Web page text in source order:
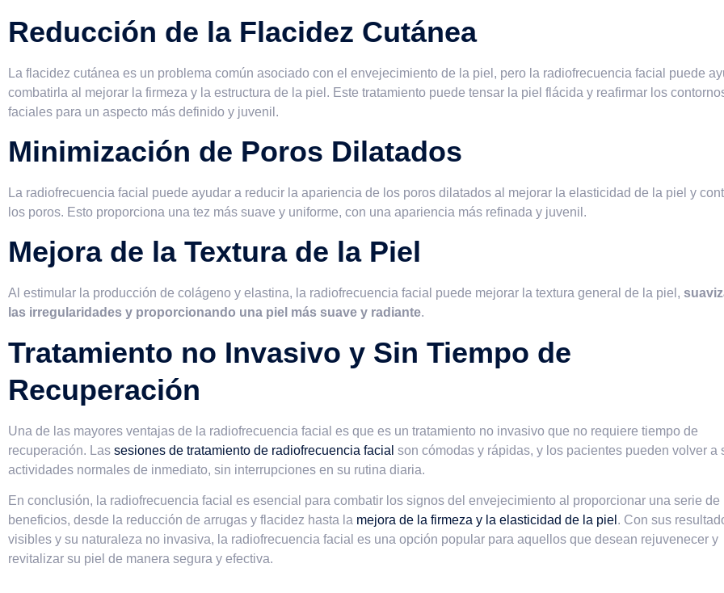
Reducción de la Flacidez Cutánea
La flacidez cutánea es un problema común asociado con el envejecimiento de la piel, pero la radiofrecuencia facial puede
combatirla al mejorar la firmeza y la estructura de la piel. Este tratamiento puede tensar la piel flácida y reafirmar los
faciales para un aspecto más definido y juvenil.
Minimización de Poros Dilatados
La radiofrecuencia facial puede ayudar a reducir la apariencia de los poros dilatados al mejorar la elasticidad de la piel y
los poros. Esto proporciona una tez más suave y uniforme, con una apariencia más refinada y juvenil.
Mejora de la Textura de la Piel
Al estimular la producción de colágeno y elastina, la radiofrecuencia facial puede mejorar la textura general de la piel,
las irregularidades y proporcionando una piel más suave y radiante.
Tratamiento no Invasivo y Sin Tiempo de
Recuperación
Una de las mayores ventajas de la radiofrecuencia facial es que es un tratamiento no invasivo que no requiere tiempo de
recuperación. Las sesiones de tratamiento de radiofrecuencia facial son cómodas y rápidas, y los pacientes pueden volver a
actividades normales de inmediato, sin interrupciones en su rutina diaria.
En conclusión, la radiofrecuencia facial es esencial para combatir los signos del envejecimiento al proporcionar una serie de
beneficios, desde la reducción de arrugas y flacidez hasta la mejora de la firmeza y la elasticidad de la piel . Con sus
visibles y su naturaleza no invasiva, la radiofrecuencia facial es una opción popular para aquellos que desean rejuvenecer y
revitalizar su piel de manera segura y efectiva.